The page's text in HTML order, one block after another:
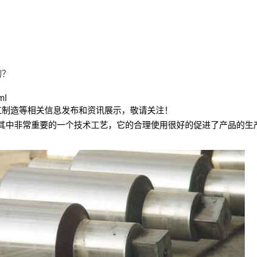
造等相关信息发布和资讯展示，敬请关注！
中非常重要的一个技术工艺，它的合理使用很好的促进了产品的生